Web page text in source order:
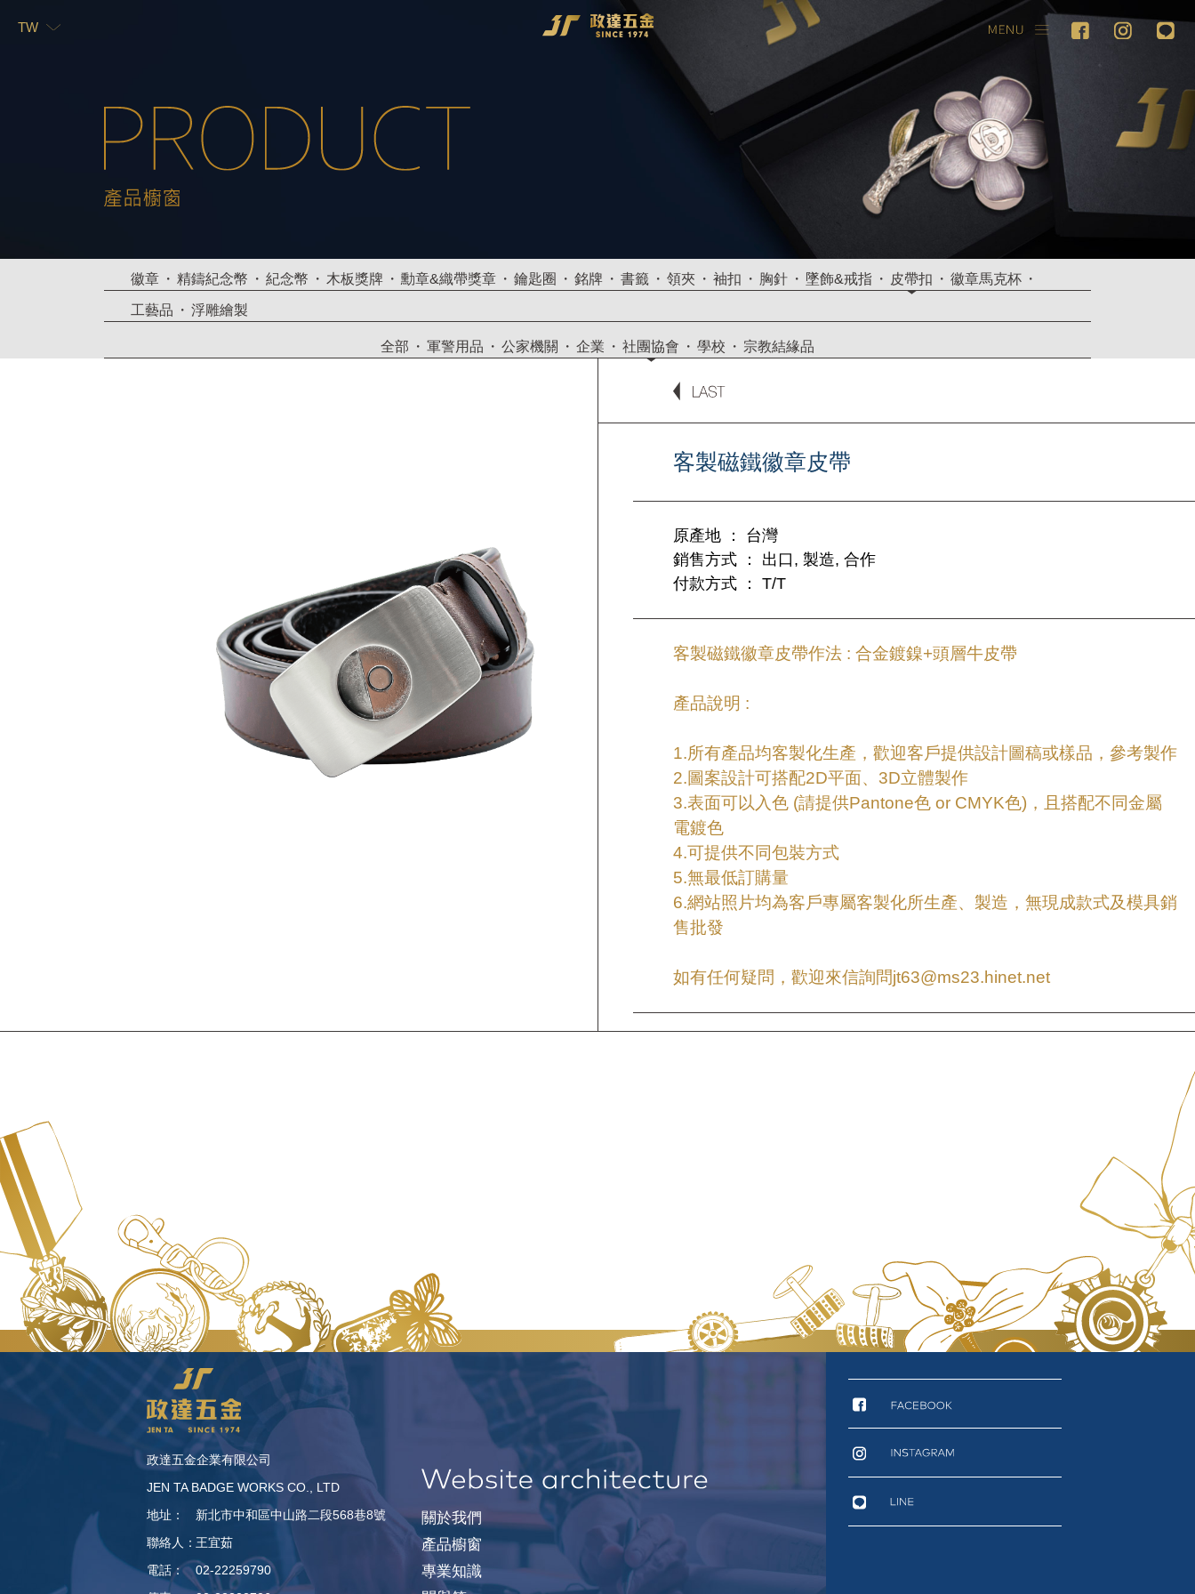
TW
徽章 精鑄紀念幣 紀念幣 木板獎牌 勳章&織帶獎章 鑰匙圈 銘牌 書籤 領夾 袖扣 胸針 墜飾&戒指 皮帶扣 徽章馬克杯
工藝品 浮雕繪製
全部 軍警用品 公家機關 企業 社團協會 學校 宗教結緣品
客製磁鐵徽章皮帶
原產地 ： 台灣
銷售方式 ： 出口, 製造, 合作
付款方式 ： T/T
客製磁鐵徽章皮帶作法 : 合金鍍鎳+頭層牛皮帶
產品說明 :
1.所有產品均客製化生產，歡迎客戶提供設計圖稿或樣品，參考製作
2.圖案設計可搭配2D平面、3D立體製作
3.表面可以入色 (請提供Pantone色 or CMYK色)，且搭配不同金屬
電鍍色
4.可提供不同包裝方式
5.無最低訂購量
6.網站照片均為客戶專屬客製化所生產、製造，無現成款式及模具銷
售批發
如有任何疑問，歡迎來信詢問jt63@ms23.hinet.net
政達五金企業有限公司
JEN TA BADGE WORKS CO., LTD
地址：
新北市中和區中山路二段568巷8號
聯絡人： 王宜茹
電話：
02-22259790
關於我們
產品櫥窗
專業知識